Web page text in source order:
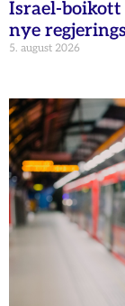
Israel-
nye
5. august 2026